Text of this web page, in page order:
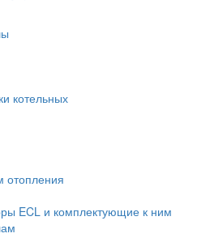
котельных
отопления
ECL и комплектующие к ним